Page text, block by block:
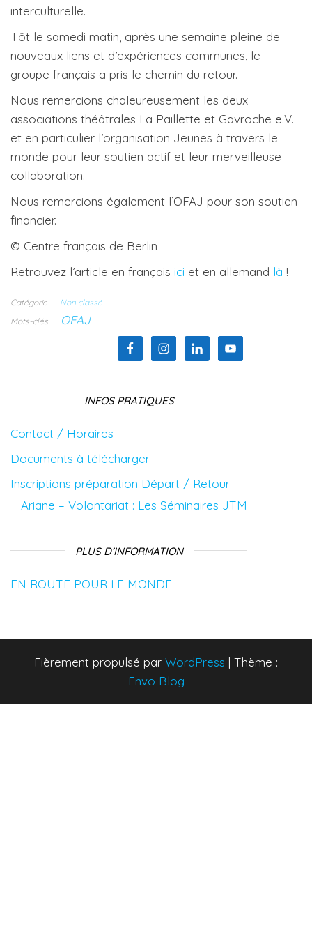
interculturelle.
Tôt le samedi matin, après une semaine pleine de
nouveaux liens et d’expériences communes, le
groupe français a pris le chemin du retour.
Nous remercions chaleureusement les deux
associations théâtrales La Paillette et Gavroche e.V.
et en particulier l’organisation Jeunes à travers le
monde pour leur soutien actif et leur merveilleuse
collaboration.
Nous remercions également l’OFAJ pour son soutien
financier.
© Centre français de Berlin
Retrouvez l’article en français ici et en allemand là !
Catégorie
Non classé
Mots-clés
OFAJ
INFOS PRATIQUES
Contact / Horaires
Documents à télécharger
Inscriptions préparation Départ / Retour
Ariane – Volontariat : Les Séminaires JTM
PLUS D’INFORMATION
EN ROUTE POUR LE MONDE
Fièrement propulsé par WordPress | Thème :
Envo Blog